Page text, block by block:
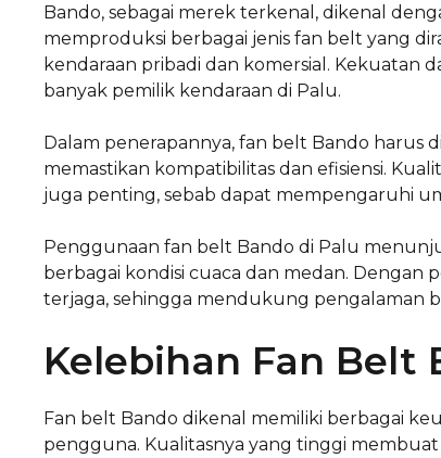
Bando, sebagai merek terkenal, dikenal
memproduksi berbagai jenis fan belt yang
kendaraan pribadi dan komersial. Kekuatan
banyak pemilik kendaraan di Palu.
Dalam penerapannya, fan belt Bando harus
memastikan kompatibilitas dan efisiensi.
juga penting, sebab dapat mempengaruhi
Penggunaan fan belt Bando di Palu
berbagai kondisi cuaca dan medan. Dengan
terjaga, sehingga mendukung pengalaman
Kelebihan Fan Belt
Fan belt Bando dikenal memiliki berbagai
pengguna. Kualitasnya yang tinggi